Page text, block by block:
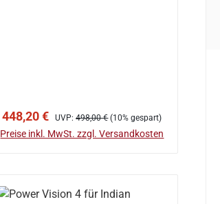
Verkaufspreis:
448,20 € Regulärer Preis:
UVP:498,00 € (10% gespart)
Preise inkl. MwSt. zzgl. Versandkosten